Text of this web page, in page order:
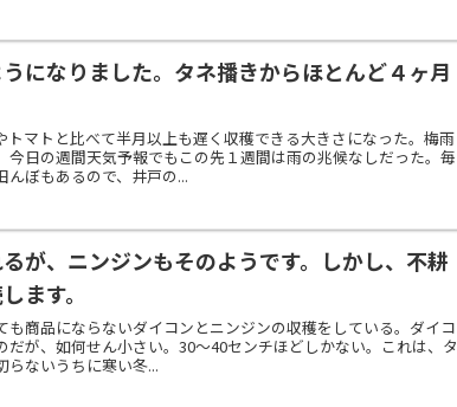
になりました。タネ播きからほとんど４ヶ月
マトと比べて半月以上も遅く収穫できる大きさになった。梅雨
日の週間天気予報でもこの先１週間は雨の兆候なしだった。毎
ぼもあるので、井戸の...
が、ニンジンもそのようです。しかし、不耕
ます。
商品にならないダイコンとニンジンの収穫をしている。ダイコ
が、如何せん小さい。30～40センチほどしかない。これは、タ
らないうちに寒い冬...